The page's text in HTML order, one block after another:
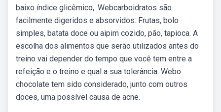
baixo índice glicêmico,. Webcarboidratos são
facilmente digeridos e absorvidos: Frutas, bolo
simples, batata doce ou aipim cozido, pão, tapioca. A
escolha dos alimentos que serão utilizados antes do
treino vai depender do tempo que você tem entre a
refeição e o treino e qual a sua tolerância. Webo
chocolate tem sido considerado, junto com outros
doces, uma possível causa de acne.